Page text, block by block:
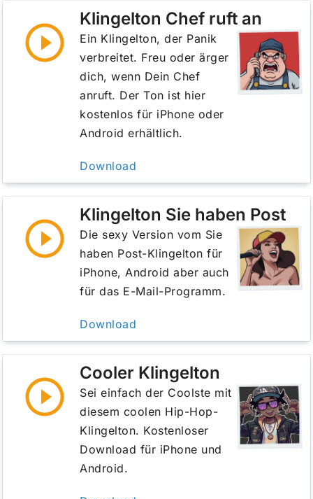
Klingelton Chef ruft an
Ein Klingelton, der Panik
verbreitet. Freu oder ärger
dich, wenn Dein Chef
anruft. Der Ton ist hier
kostenlos für iPhone oder
Android erhältlich.
Download
Klingelton Sie haben Post
Die sexy Version vom Sie
haben Post-Klingelton für
iPhone, Android aber auch
für das E-Mail-Programm.
Download
Cooler Klingelton
Sei einfach der Coolste mit
diesem coolen Hip-Hop-
Klingelton. Kostenloser
Download für iPhone und
Android.